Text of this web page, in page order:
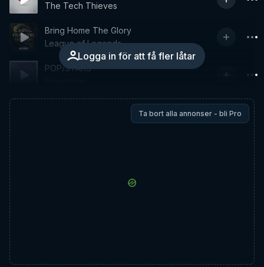
The Tech Thieves
Logga in för att få fler låtar
Bring Home The Glory
League of Legends
POP/STARS
Ta bort alla annonser - bli Pro